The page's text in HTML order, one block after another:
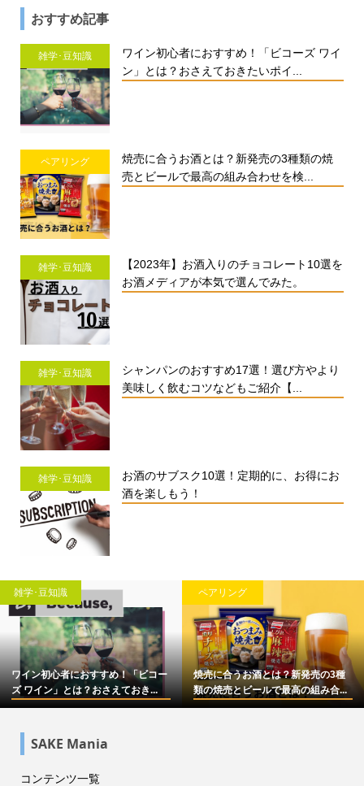
おすすめ記事
雑学･豆知識
ワイン初心者におすすめ！「ビコーズ ワイ
ン」とは？おさえておきたいポイ...
ペアリング
焼売に合うお酒とは？新発売の3種類の焼
売とビールで最高の組み合わせを検...
雑学･豆知識
【2023年】お酒入りのチョコレート10選を
お酒メディアが本気で選んでみた。
雑学･豆知識
シャンパンのおすすめ17選！選び方やより
美味しく飲むコツなどもご紹介【...
雑学･豆知識
お酒のサブスク10選！定期的に、お得にお
酒を楽しもう！
雑学･豆知識
ワイン初心者におすすめ！「ビコー
ズ ワイン」とは？おさえておき...
ペアリング
焼売に合うお酒とは？新発売の3種
類の焼売とビールで最高の組み合...
SAKE Mania
コンテンツ一覧